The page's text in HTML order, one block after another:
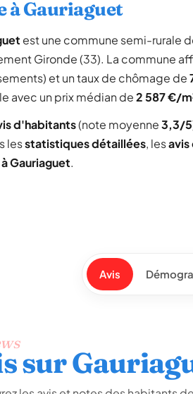
à Gauriaguet
est une commune semi-rurale
Gironde (33). La commune
et un taux de chômage de
avec un prix médian de2 587 €/
d'habitants(note moyenne3,3/5
lesstatistiques détaillées, lesavis
Gauriaguet.
Avis
sur